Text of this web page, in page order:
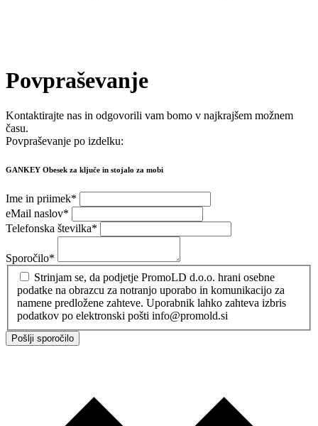
Povpraševanje
Kontaktirajte nas in odgovorili vam bomo v najkrajšem možnem
času.
Povpraševanje po izdelku:
GANKEY Obesek za ključe in stojalo za mobi
Ime in priimek*
eMail naslov*
Telefonska številka*
Sporočilo*
Strinjam se, da podjetje PromoLD d.o.o. hrani osebne
podatke na obrazcu za notranjo uporabo in komunikacijo za
namene predložene zahteve. Uporabnik lahko zahteva izbris
podatkov po elektronski pošti info@promold.si
Pošlji sporočilo